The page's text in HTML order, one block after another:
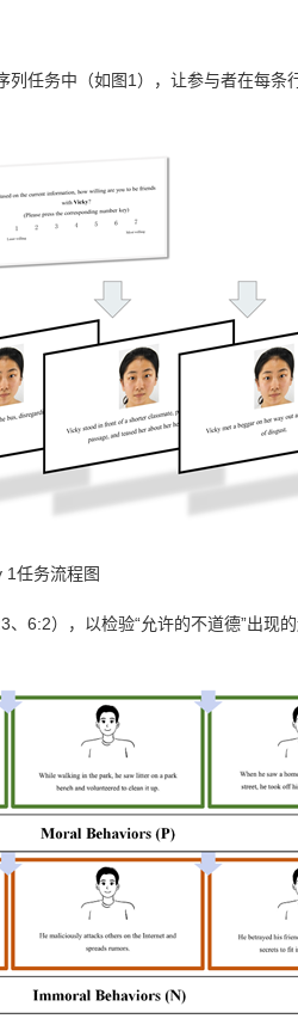
任务中（如图1），让参与者在每
1任务流程图
6:2），以检验“允许的不道德”出现